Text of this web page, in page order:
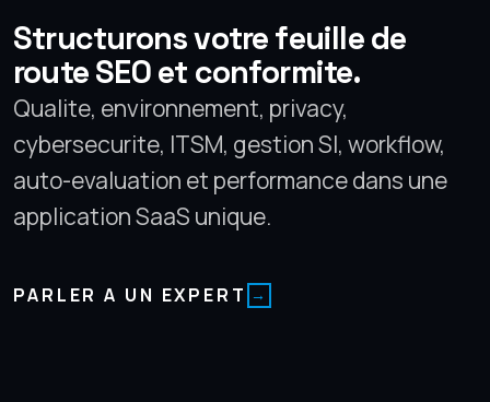
Structurons votre feuille de
route SEO et conformite.
Qualite, environnement, privacy,
cybersecurite, ITSM, gestion SI, workflow,
auto-evaluation et performance dans une
application SaaS unique.
PARLER A UN EXPERT